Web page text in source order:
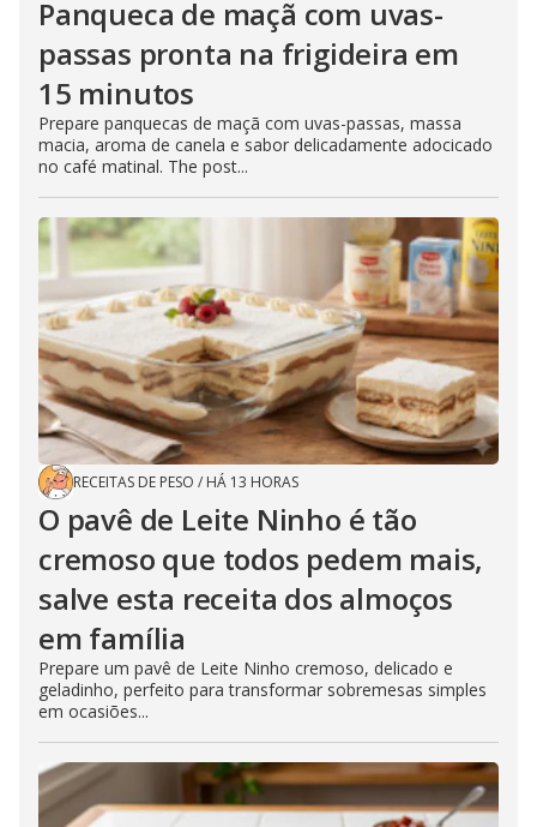
Panqueca de maçã com uvas-
passas pronta na frigideira em
15 minutos
Prepare panquecas de maçã com uvas-passas, massa
macia, aroma de canela e sabor delicadamente adocicado
no café matinal. The post...
RECEITAS DE PESO / HÁ 13 HORAS
O pavê de Leite Ninho é tão
cremoso que todos pedem mais,
salve esta receita dos almoços
em família
Prepare um pavê de Leite Ninho cremoso, delicado e
geladinho, perfeito para transformar sobremesas simples
em ocasiões...